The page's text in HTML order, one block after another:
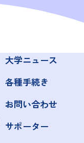
大学ニュース
各種手続き
お問い合わせ
サポーター